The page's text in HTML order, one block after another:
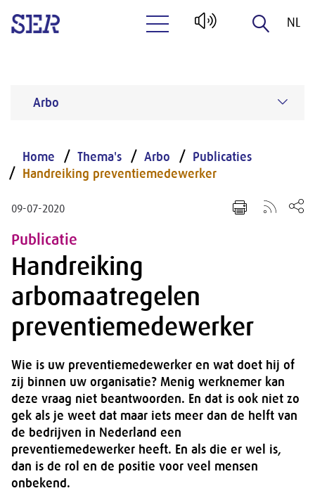
NL
Arbo
Home Thema's Arbo
Publicaties
Handreiking preventiemedewerker
09-07-2020
Publicatie
Handreiking
arbomaatregelen
preventiemedewerker
Wie is uw preventiemedewerker en wat doet hij of
zij binnen uw organisatie? Menig werknemer kan
deze vraag niet beantwoorden. En dat is ook niet zo
gek als je weet dat maar iets meer dan de helft van
de bedrijven in Nederland een
preventiemedewerker heeft. En als die er wel is,
dan is de rol en de positie voor veel mensen
onbekend.